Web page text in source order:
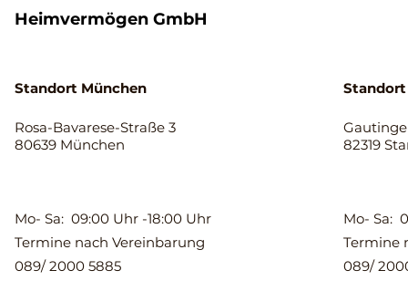
Heimvermögen GmbH
Standort München
Rosa-Bavarese-Straße 3
80639 München
82319
Mo- Sa: 09:00 Uhr -18:00 Uhr
Termine nach Vereinbarung
089/ 2000 5885
Mo- Sa:
Termine
089/